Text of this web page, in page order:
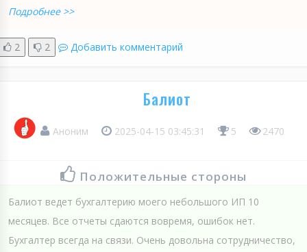
Подробнее >>
2 2 Добавить комментарий
Балиот
Аноним 2025-04-15 03:45:31 5 2470
Положительные стороны
Балиот ведет бухгалтерию моего небольшого ИП 10
месяцев. Все отчеты сдаются вовремя, ошибок нет.
Бухгалтер всегда на связи. Очень довольна сотрудничество,